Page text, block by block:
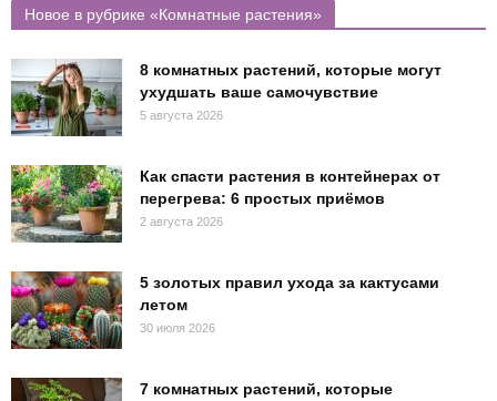
Новое в рубрике «Комнатные растения»
8 комнатных растений, которые могут
ухудшать ваше самочувствие
5 августа 2026
Как спасти растения в контейнерах от
перегрева: 6 простых приёмов
2 августа 2026
5 золотых правил ухода за кактусами
летом
30 июля 2026
7 комнатных растений, которые